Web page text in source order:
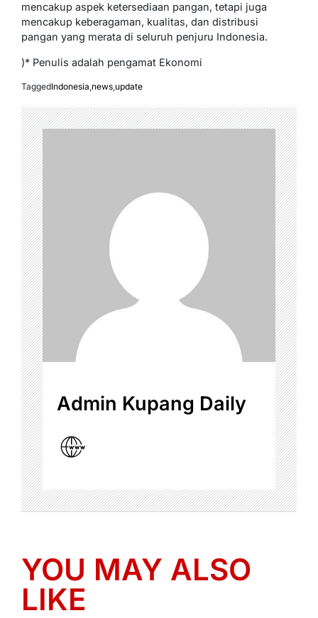
mencakup aspek ketersediaan pangan, tetapi juga
mencakup keberagaman, kualitas, dan distribusi
pangan yang merata di seluruh penjuru Indonesia.
)* Penulis adalah pengamat Ekonomi
TaggedIndonesia,news,update
Admin Kupang Daily
YOU MAY ALSO
LIKE